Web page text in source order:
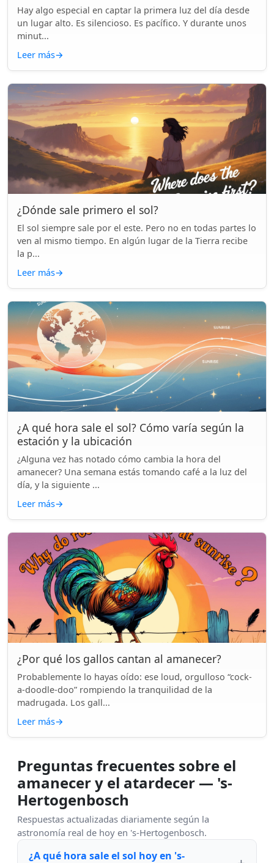
Hay algo especial en captar la primera luz del día desde
un lugar alto. Es silencioso. Es pacífico. Y durante unos
minut...
Leer más→
¿Dónde sale primero el sol?
El sol siempre sale por el este. Pero no en todas partes lo
ven al mismo tiempo. En algún lugar de la Tierra recibe
la p...
Leer más→
¿A qué hora sale el sol? Cómo varía según la
estación y la ubicación
¿Alguna vez has notado cómo cambia la hora del
amanecer? Una semana estás tomando café a la luz del
día, y la siguiente ...
Leer más→
¿Por qué los gallos cantan al amanecer?
Probablemente lo hayas oído: ese loud, orgulloso “cock-
a-doodle-doo” rompiendo la tranquilidad de la
madrugada. Los gall...
Leer más→
Preguntas frecuentes sobre el
amanecer y el atardecer — 's-
Hertogenbosch
Respuestas actualizadas diariamente según la
astronomía real de hoy en 's-Hertogenbosch.
¿A qué hora sale el sol hoy en 's-